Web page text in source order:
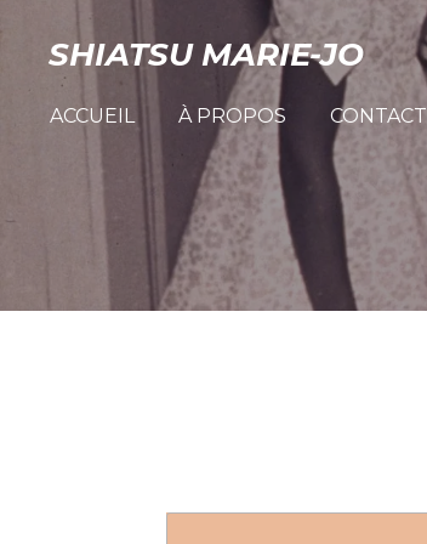
contenu
SHIATSU MARIE-JO
ACCUEIL À PROPOS CONTACT